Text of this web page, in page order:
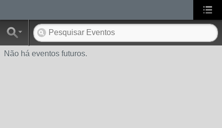
Não há eventos futuros.